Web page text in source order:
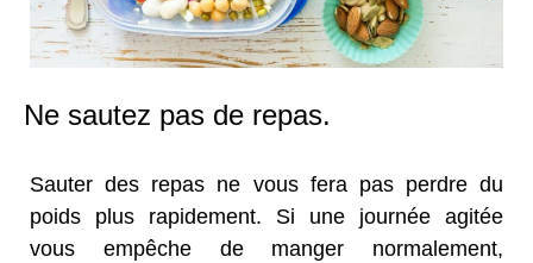
Ne sautez pas de repas.
Sauter des repas ne vous fera pas perdre du
poids plus rapidement. Si une journée agitée
vous empêche de manger normalement,